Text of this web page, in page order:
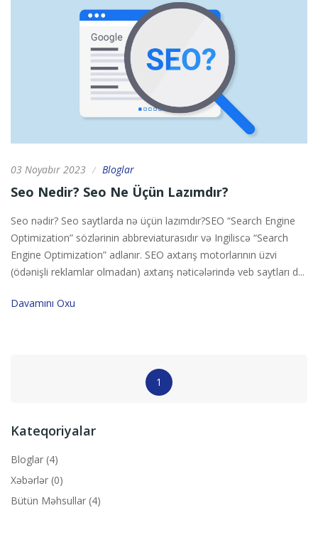
03 Noyabır 2023 / Bloglar
Seo Nedir? Seo Ne Üçün Lazımdır?
Seo nədir? Seo saytlarda nə üçün lazımdır?SEO “Search Engine
Optimization” sözlərinin abbreviaturasıdır və Ingiliscə “Search
Engine Optimization” adlanır. SEO axtarış motorlarının üzvi
(ödənişli reklamlar olmadan) axtarış nəticələrində veb saytları d...
Davamını Oxu
1
Kateqoriyalar
Bloglar (4)
Xəbərlər (0)
Bütün Məhsullar (4)